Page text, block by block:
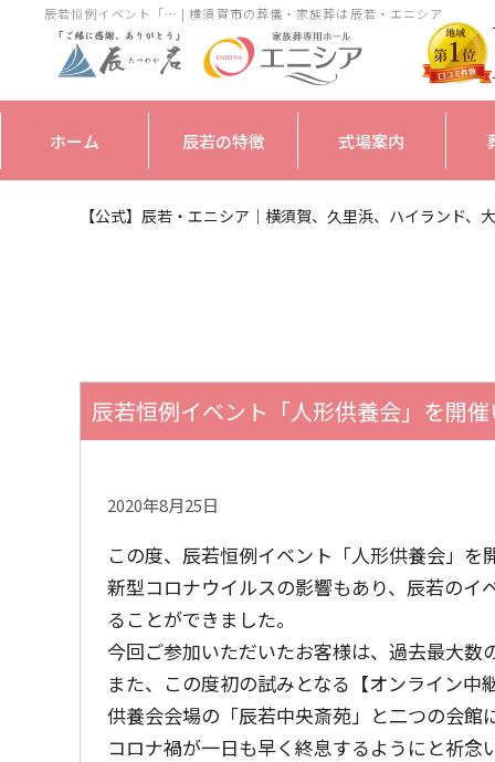
辰若恒例イベント「… | 横須賀市の葬儀・家族葬は辰若・エニシア
ホーム 辰若の特徴 式場案内
【公式】辰若・エニシア｜横須賀、久里浜、ハイランド、
辰若恒例イベント「人形供養会」を開
2020年8月25日
この度、辰若恒例イベント「人形供養会」を
新型コロナウイルスの影響もあり、辰若の
ることができました。
今回ご参加いただいたお客様は、過去最大数
また、この度初の試みとなる【オンライン
供養会会場の「辰若中央斎苑」と二つの会
コロナ禍が一日も早く終息するようにと祈念